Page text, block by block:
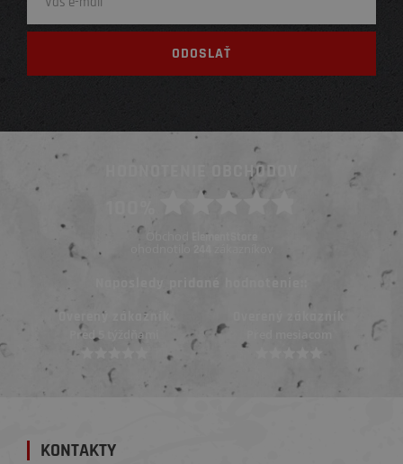
HODNOTENIE OBCHODOV
Obchod ElementStore
ohodnotilo
Naposledy pridané hodnotenie::
Overený zákazník
Pred 5 týždňami
KONTAKTY